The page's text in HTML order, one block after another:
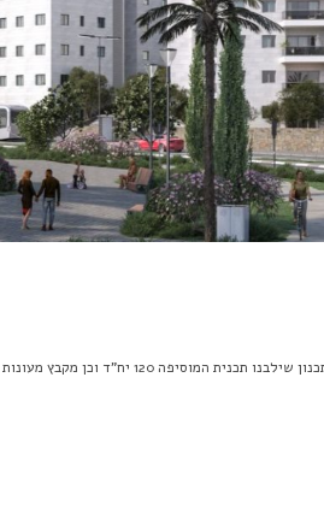
מתחם מגורים בו 262 יח"ד במסלול "דירה להשכיר" בתכנון שילבנו תכנית המוסיפה 120 יח"ד וכן מקבץ מעונות